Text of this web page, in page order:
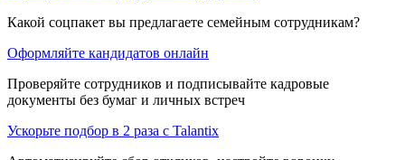
Какой соцпакет вы предлагаете семейным сотрудникам?
Оформляйте кандидатов онлайн
Проверяйте сотрудников и подписывайте кадровые
документы без бумаг и личных встреч
Ускорьте подбор в 2 раза с Talantix